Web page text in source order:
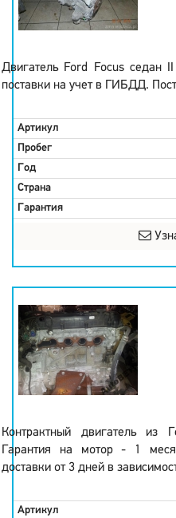
Двигатель Ford Focus седан
поставки на учет в ГИБДД.
Артикул
Пробег
Год
Страна
Гарантия
Контрактный двигатель
Гарантия на мотор - 1
доставки от 3 дней в
Артикул